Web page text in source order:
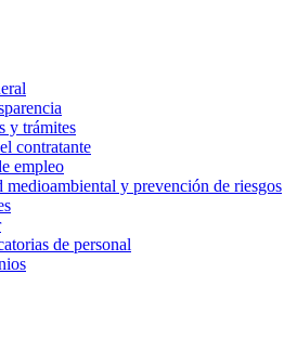
y trámites
contratante
empleo
medioambiental y prevención de riesgos
de personal